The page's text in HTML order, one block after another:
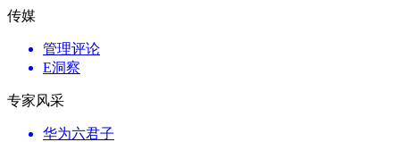
传媒
管理评论
E洞察
专家风采
华为六君子